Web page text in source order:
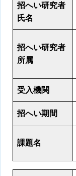
招へい研究者
氏名
招へい研究者
所属
受入機関
招へい期間
課題名